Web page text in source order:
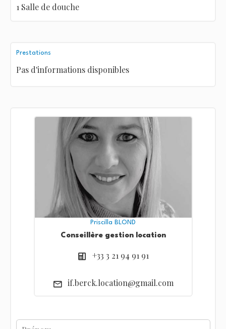
1 Salle de douche
Prestations
Pas d'informations disponibles
Priscilla BLOND
Conseillère gestion location
+33 3 21 94 91 91
if.berck.location@gmail.com